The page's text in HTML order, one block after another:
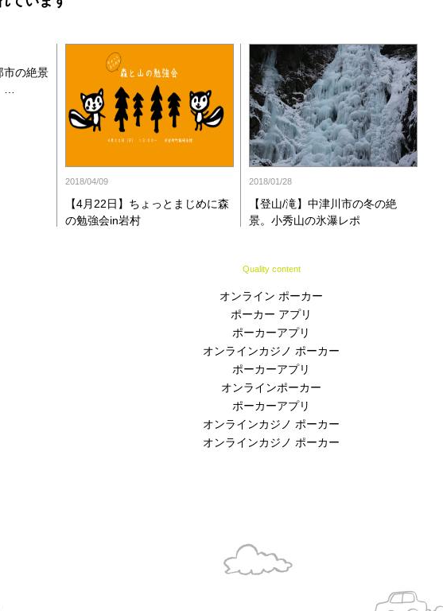
市の絶景
…
2018/04/09
【4月22日】ちょっとまじめに森
の勉強会in岩村
2018/01/28
【登山/滝】中津川市の冬の絶
景。小秀山の氷瀑レポ
Quality content
オンライン ポーカー
ポーカー アプリ
ポーカーアプリ
オンラインカジノ ポーカー
ポーカーアプリ
オンラインポーカー
ポーカーアプリ
オンラインカジノ ポーカー
オンラインカジノ ポーカー